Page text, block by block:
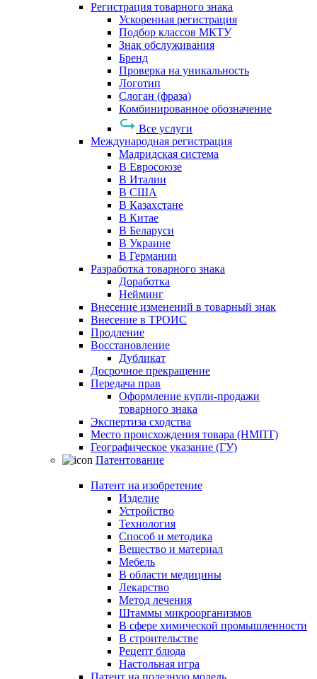
Регистрация товарного знака
Ускоренная регистрация
Подбор классов МКТУ
Знак обслуживания
Бренд
Проверка на уникальность
Логотип
Слоган (фраза)
Комбинированное обозначение
Все услуги
Международная регистрация
Мадридская система
В Евросоюзе
В Италии
В США
В Казахстане
В Китае
В Беларуси
В Украине
В Германии
Разработка товарного знака
Доработка
Нейминг
Внесение изменений в товарный знак
Внесение в ТРОИС
Продление
Восстановление
Дубликат
Досрочное прекращение
Передача прав
Оформление купли-продажи
товарного знака
Экспертиза сходства
Место происхождения товара (НМПТ)
Географическое указание (ГУ)
Патентование
Патент на изобретение
Изделие
Устройство
Технология
Способ и методика
Вещество и материал
Мебель
В области медицины
Лекарство
Метод лечения
Штаммы микроорганизмов
В сфере химической промышленности
В строительстве
Рецепт блюда
Настольная игра
Патент на полезную модель